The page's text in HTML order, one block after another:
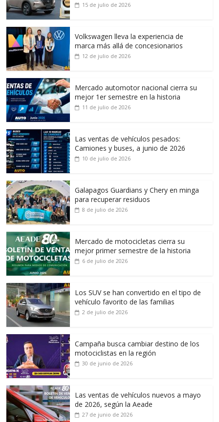
15 de julio de 2026
Volkswagen lleva la experiencia de
marca más allá de concesionarios
12 de julio de 2026
Mercado automotor nacional cierra su
mejor 1er semestre en la historia
11 de julio de 2026
Las ventas de vehículos pesados:
Camiones y buses, a junio de 2026
10 de julio de 2026
Galapagos Guardians y Chery en minga
para recuperar residuos
8 de julio de 2026
Mercado de motocicletas cierra su
mejor primer semestre de la historia
6 de julio de 2026
Los SUV se han convertido en el tipo de
vehículo favorito de las familias
2 de julio de 2026
Campaña busca cambiar destino de los
motociclistas en la región
30 de junio de 2026
Las ventas de vehículos nuevos a mayo
de 2026, según la Aeade
27 de junio de 2026